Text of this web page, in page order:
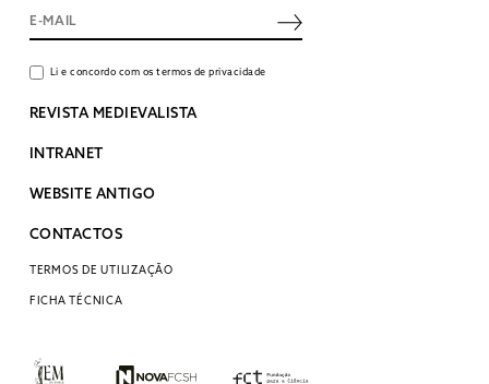
Li e concordo com os termos de privacidade
REVISTA MEDIEVALISTA
INTRANET
WEBSITE ANTIGO
CONTACTOS
TERMOS DE UTILIZAÇÃO
FICHA TÉCNICA